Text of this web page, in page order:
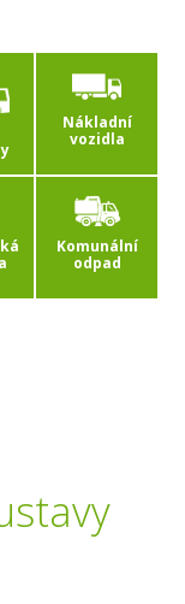
Nákladní
vozidla
Komunální
odpad